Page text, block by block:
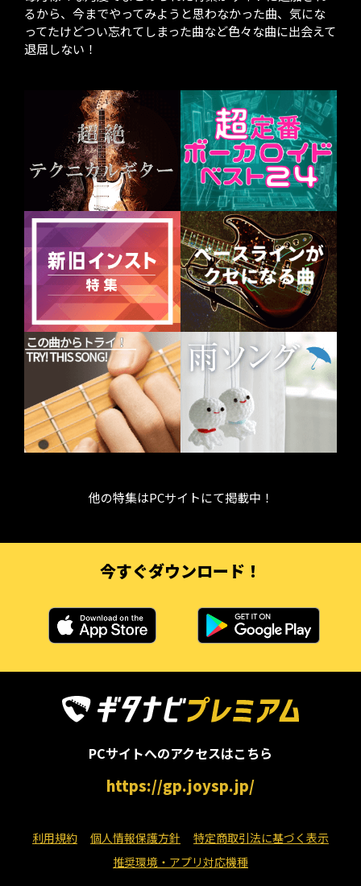
るから、今までやってみようと思わなかった曲、気にな
ってたけどつい忘れてしまった曲など色々な曲に出会えて
退屈しない！
他の特集はPCサイトにて掲載中！
今すぐダウンロード！
PCサイトへのアクセスはこちら
https://gp.joysp.jp/
利用規約 個人情報保護方針
特定商取引法に基づく表示
推奨環境・アプリ対応機種